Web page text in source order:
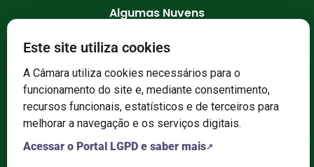
Algumas Nuvens
94 % 1017 mb
Este site utiliza cookies
A Câmara utiliza cookies necessários para o
funcionamento do site e, mediante consentimento,
recursos funcionais, estatísticos e de terceiros para
melhorar a navegação e os serviços digitais.
Acessar o Portal LGPD e saber mais